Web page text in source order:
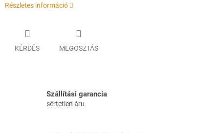
Részletes információ
KÉRDÉS MEGOSZTÁS
Szállítási garancia
sértetlen áru